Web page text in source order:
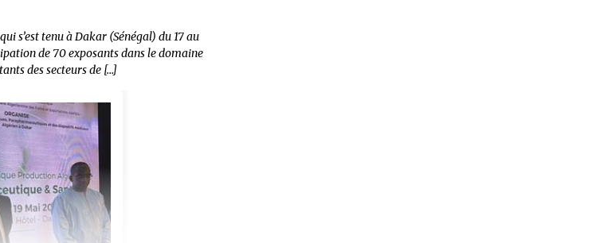
s’est tenu à Dakar (Sénégal) du 17 au
de 70 exposants dans le domaine
des secteurs de […]